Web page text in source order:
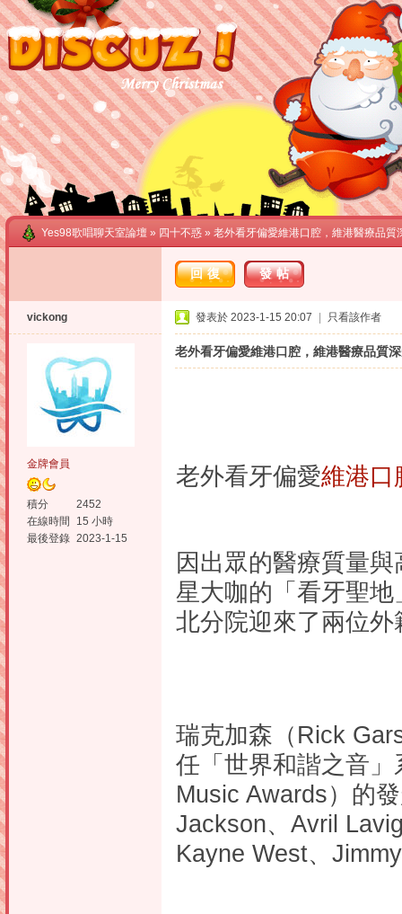
Yes98歌唱聊天室論壇 » 四十不惑 » 老外看牙偏愛維港口腔，維港醫療品質
回復 發帖
vickong
金牌會員
積分
2452
在線時間
15 小時
最後登錄 2023-1-15
發表於 2023-1-15 20:07 只看該作者
老外看牙偏愛維港口腔，維港醫療品質
老外看牙偏愛維港口
因出眾的醫療質量
星大咖的「看牙聖
北分院迎來了兩位
瑞克加森（Rick
任「世界和諧之音
Music Awards）的
Jackson、Avril
Kayne West、